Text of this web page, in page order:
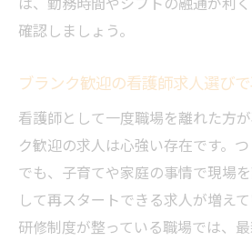
確認しましょう。
ブランク歓迎の看護師求人選び
看護師として一度職場を離れた方
ク歓迎の求人は心強い存在です。
でも、子育てや家庭の事情で現場
して再スタートできる求人が増え
研修制度が整っている職場では、